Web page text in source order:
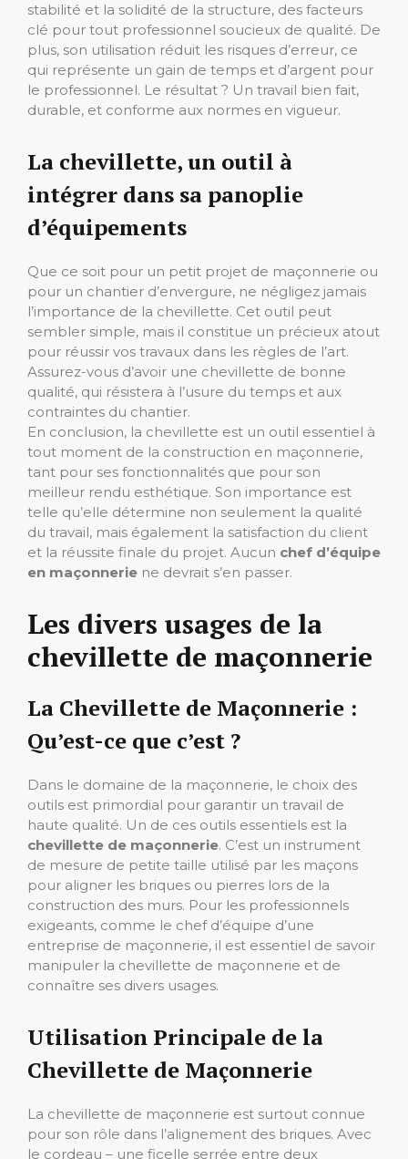
stabilité et la solidité de la structure, des facteurs
clé pour tout professionnel soucieux de qualité. De
plus, son utilisation réduit les risques d’erreur, ce
qui représente un gain de temps et d’argent pour
le professionnel. Le résultat ? Un travail bien fait,
durable, et conforme aux normes en vigueur.
La chevillette, un outil à
intégrer dans sa panoplie
d’équipements
Que ce soit pour un petit projet de maçonnerie ou
pour un chantier d’envergure, ne négligez jamais
l’importance de la chevillette. Cet outil peut
sembler simple, mais il constitue un précieux atout
pour réussir vos travaux dans les règles de l’art.
Assurez-vous d’avoir une chevillette de bonne
qualité, qui résistera à l’usure du temps et aux
contraintes du chantier.
En conclusion, la chevillette est un outil essentiel à
tout moment de la construction en maçonnerie,
tant pour ses fonctionnalités que pour son
meilleur rendu esthétique. Son importance est
telle qu’elle détermine non seulement la qualité
du travail, mais également la satisfaction du client
et la réussite finale du projet. Aucun chef d’équipe
en maçonnerie ne devrait s’en passer.
Les divers usages de la
chevillette de maçonnerie
La Chevillette de Maçonnerie :
Qu’est-ce que c’est ?
Dans le domaine de la maçonnerie, le choix des
outils est primordial pour garantir un travail de
haute qualité. Un de ces outils essentiels est la
chevillette de maçonnerie. C’est un instrument
de mesure de petite taille utilisé par les maçons
pour aligner les briques ou pierres lors de la
construction des murs. Pour les professionnels
exigeants, comme le chef d’équipe d’une
entreprise de maçonnerie, il est essentiel de savoir
manipuler la chevillette de maçonnerie et de
connaître ses divers usages.
Utilisation Principale de la
Chevillette de Maçonnerie
La chevillette de maçonnerie est surtout connue
pour son rôle dans l’alignement des briques. Avec
le cordeau – une ficelle serrée entre deux